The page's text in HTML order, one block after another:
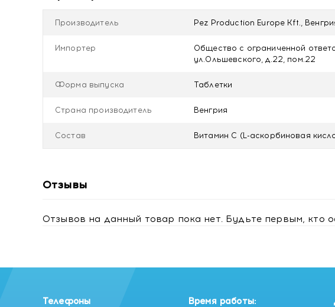
принимать БАД к пище по согласованию и под наблюдением врача
Не является лекарственным средством.
Противопоказания
Индивидуальная непереносимость компонентов, беременность,
Хранить в оригинальной упаковке, в сухом, защищенном от света
Производитель Pez Production Europe Kft.,
Импортер
Общество с ограниченной
ул.Ольшевского, д.22, пом.22
Форма выпуска Таблетки
Страна производитель Венгрия
Состав Витамин С (L-аскорбиновая
Отзывы
Отзывов на данный товар пока нет. Будьте первым, кто
Телефоны Время работы: